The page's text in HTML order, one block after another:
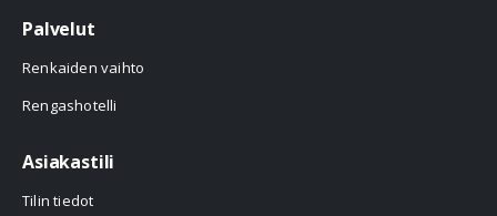
Palvelut
Renkaiden vaihto
Rengashotelli
Asiakastili
Tilin tiedot